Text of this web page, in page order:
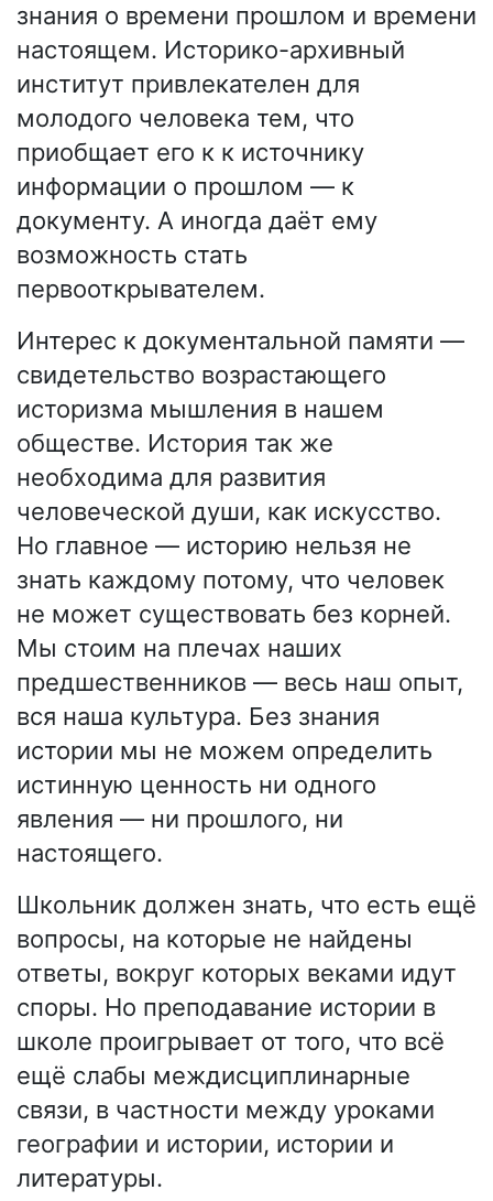
знания о времени прошлом и времени
настоящем. Историко-архивный
институт привлекателен для
молодого человека тем, что
приобщает его к к источнику
информации о прошлом — к
документу. А иногда даёт ему
возможность стать
первооткрывателем.
Интерес к документальной памяти —
свидетельство возрастающего
историзма мышления в нашем
обществе. История так же
необходима для развития
человеческой души, как искусство.
Но главное — историю нельзя не
знать каждому потому, что человек
не может существовать без корней.
Мы стоим на плечах наших
предшественников — весь наш опыт,
вся наша культура. Без знания
истории мы не можем определить
истинную ценность ни одного
явления — ни прошлого, ни
настоящего.
Школьник должен знать, что есть ещё
вопросы, на которые не найдены
ответы, вокруг которых веками идут
споры. Но преподавание истории в
школе проигрывает от того, что всё
ещё слабы междисциплинарные
связи, в частности между уроками
географии и истории, истории и
литературы.